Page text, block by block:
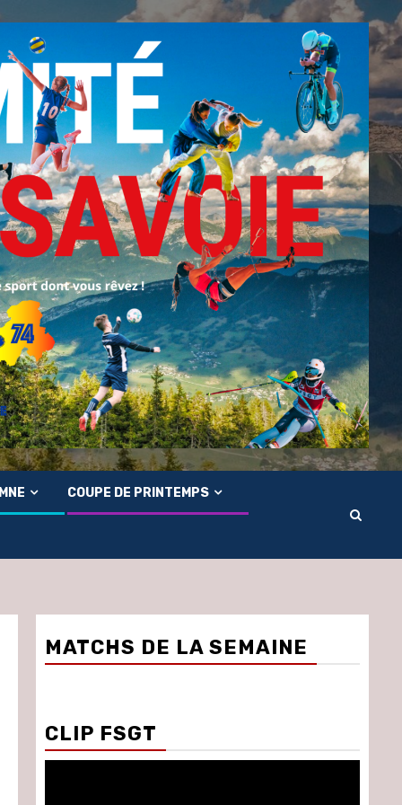
COUPE DE PRINTEMPS
MATCHS DE LA SEMAINE
CLIP FSGT